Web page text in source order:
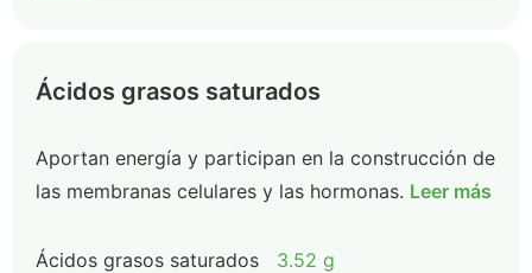
Ácidos grasos saturados
Aportan energía y participan en la construcción de
las membranas celulares y las hormonas. Leer más
Ácidos grasos saturados 3.52 g